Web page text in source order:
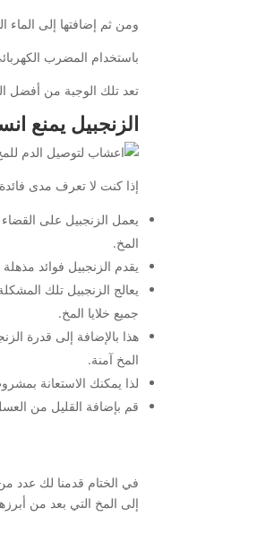
ومن ثم إضافتها إلى
باستخدام المضرب
تعد تلك الوجبة من أفضل
الزنجبيل يمنع
إذا كنت لا تعرف مدى
يعمل الزنجبيل على
المخ.
يقدم الزنجبيل فوائد
يعالج الزنجبيل تلك
جميع خلايا المخ.
هذا بالإضافة إلى قدرة
المخ آمنة.
لذا يمكنك الاستعانة
قم بإضافة القليل من
في الختام قدمنا لك عدد
إلى المخ التي بعد من